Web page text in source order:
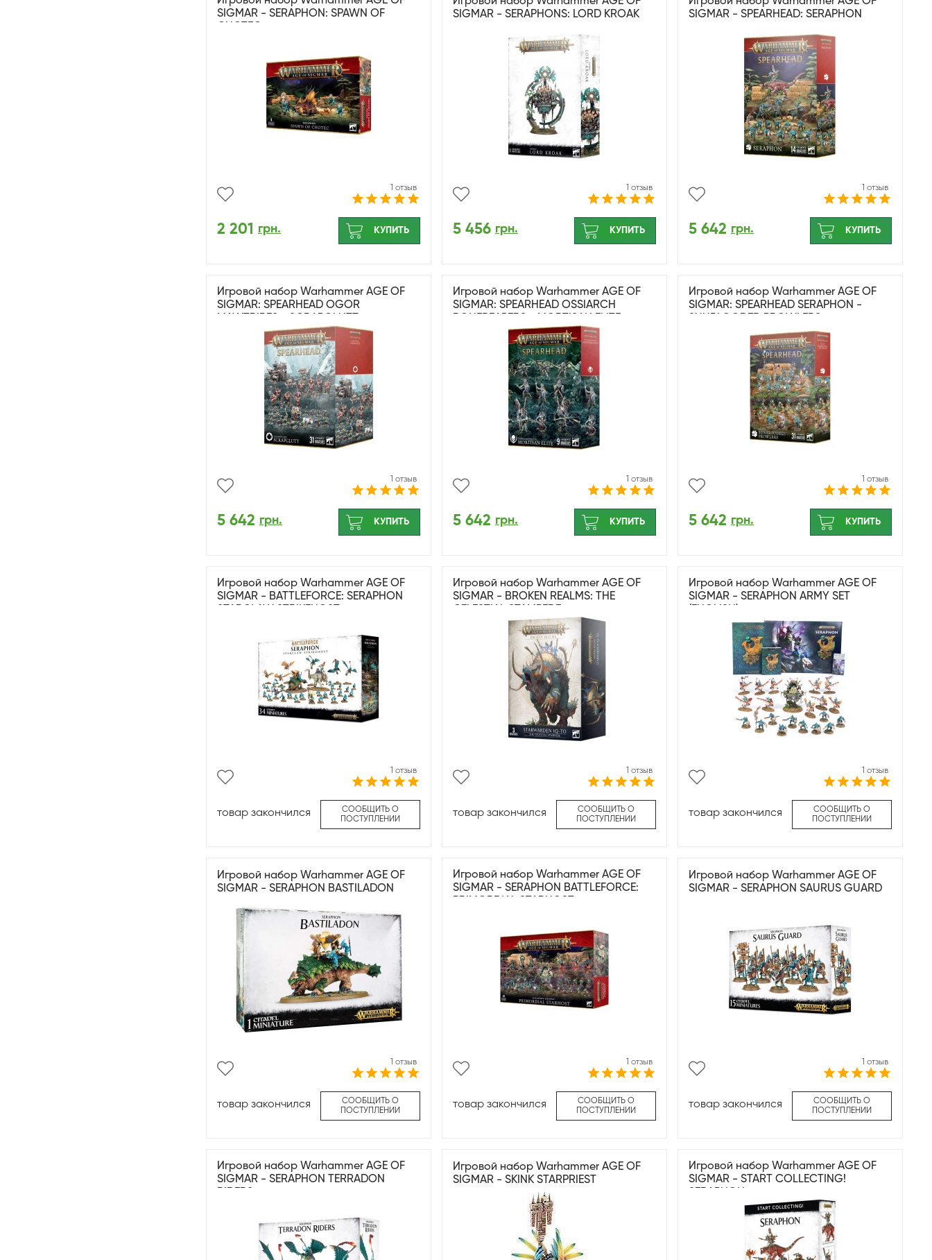
SIGMAR - SERAPHON: SPAWN OF
1 отзыв
2 201 грн. КУПИТЬ
SIGMAR - SERAPHONS: LORD KROAK
1 отзыв
5 456 грн. КУПИТЬ
SIGMAR - SPEARHEAD: SERAPHON
1 отзыв
5 642 грн. КУПИТЬ
Игровой набор Warhammer AGE OF
SIGMAR: SPEARHEAD OGOR
1 отзыв
5 642 грн. КУПИТЬ
Игровой набор Warhammer AGE OF
SIGMAR: SPEARHEAD OSSIARCH
1 отзыв
5 642 грн. КУПИТЬ
Игровой набор Warhammer AGE OF
SIGMAR: SPEARHEAD SERAPHON -
1 отзыв
5 642 грн. КУПИТЬ
Игровой набор Warhammer AGE OF
SIGMAR - BATTLEFORCE: SERAPHON
1 отзыв
товар закончился
СООБЩИТЬ О
ПОСТУПЛЕНИИ
Игровой набор Warhammer AGE OF
SIGMAR - BROKEN REALMS: THE
1 отзыв
товар закончился
СООБЩИТЬ О
ПОСТУПЛЕНИИ
Игровой набор Warhammer AGE OF
SIGMAR - SERAPHON ARMY SET
1 отзыв
товар закончился
СООБЩИТЬ О
ПОСТУПЛЕНИИ
Игровой набор Warhammer AGE OF
SIGMAR - SERAPHON BASTILADON
1 отзыв
товар закончился
СООБЩИТЬ О
ПОСТУПЛЕНИИ
Игровой набор Warhammer AGE OF
SIGMAR - SERAPHON BATTLEFORCE:
1 отзыв
товар закончился
СООБЩИТЬ О
ПОСТУПЛЕНИИ
Игровой набор Warhammer AGE OF
SIGMAR - SERAPHON SAURUS GUARD
1 отзыв
товар закончился
СООБЩИТЬ О
ПОСТУПЛЕНИИ
Игровой набор Warhammer AGE OF
SIGMAR - SERAPHON TERRADON
Игровой набор Warhammer AGE OF
SIGMAR - SKINK STARPRIEST
Игровой набор Warhammer AGE OF
SIGMAR - START COLLECTING!